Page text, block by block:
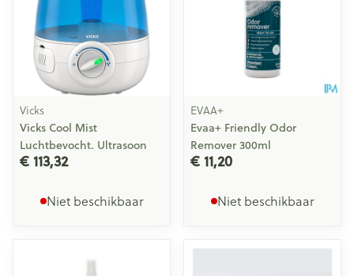
Vicks
Vicks Cool Mist
Luchtbevocht. Ultrasoon
€ 113,32
Niet beschikbaar
EVAA+
Evaa+ Friendly Odor
Remover 300ml
€ 11,20
Niet beschikbaar